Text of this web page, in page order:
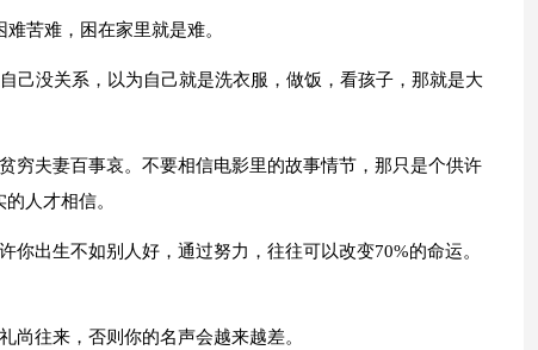
苦难，困在家里就是难。
己没关系，以为自己就是洗衣服，做饭，看孩子，那就是大
穷夫妻百事哀。不要相信电影里的故事情节，那只是个供许
人才相信。
你出生不如别人好，通过努力，往往可以改变70%的命运。
尚往来，否则你的名声会越来越差。